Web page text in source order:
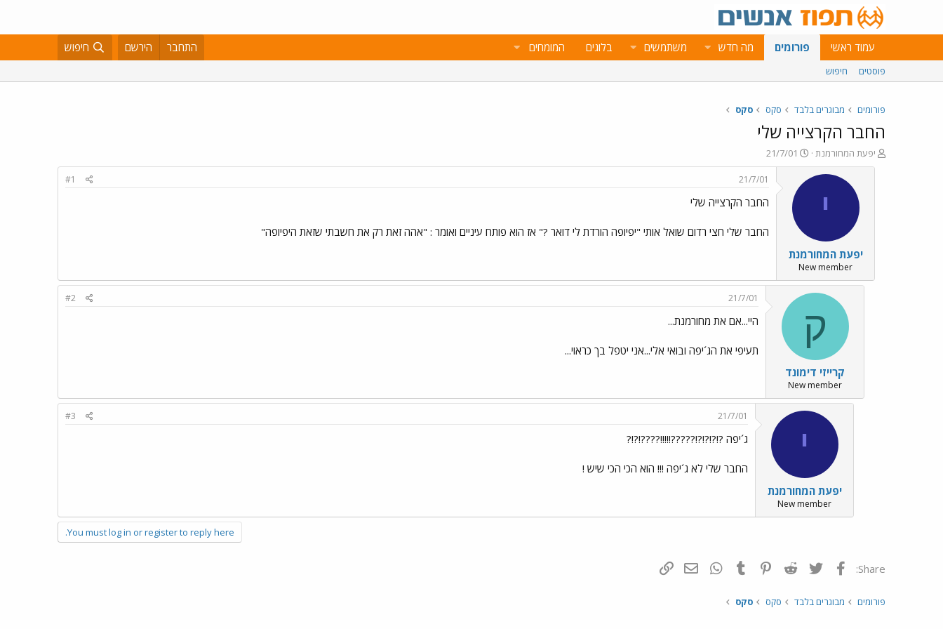
עמוד ראשי פורומים מה חדש משתמשים בלוגים המומחים התחבר הירשם חיפוש
פוסטים חיפוש
פורומים מבוגרים בלבד סקס סקס
החבר הקרצייה שלי
פ
ו
יפעת המחורמנת
פ
ו
ס
ם
ב
ת
ר
ך
21/7/01
י
יפעת המחורמנת
New member
21/7/01
#1
החבר הקרצייה שלי
החבר שלי חצי רדום שואל אותי "יפיופה הורדת לי דואר ?" אז הוא פותח עיניים ואומר : "אהה זאת רק את חשבתי שזאת היפיופה"
ק
קרייזי דימונד
New member
21/7/01
#2
היי...אם את מחורמנת...
תעיפי את הג´יפה ובואי אלי...אני יטפל בך כראוי...
י
יפעת המחורמנת
New member
21/7/01
#3
ג´יפה ?!?!?!?!?????!!!!!????!?!?
החבר שלי לא ג´יפה !!! הוא הכי הכי שיש !
You must log in or register to reply here.
Share: פייסבוק Twitter
Reddit
Pinterest
Tumblr
WhatsAppדואר אלקטרוני
פורומים מבוגרים בלבד סקס סקס